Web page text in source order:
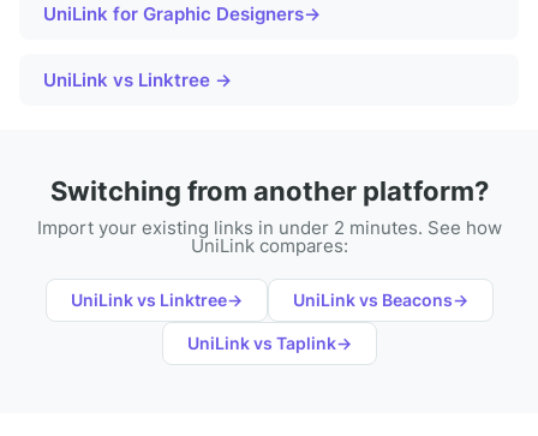
UniLink for Graphic Designers→
UniLink vs Linktree →
Switching from another platform?
Import your existing links in under 2 minutes. See how
UniLink compares:
UniLink vs Linktree→ UniLink vs Beacons→
UniLink vs Taplink→